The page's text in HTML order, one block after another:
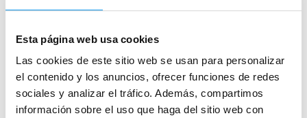
Esta página web usa cookies
Las cookies de este sitio web se usan para personalizar
el contenido y los anuncios, ofrecer funciones de redes
sociales y analizar el tráfico. Además, compartimos
información sobre el uso que haga del sitio web con
La iluminación juega un papel clave en la decoración
de baños estilo nórdico.
La idea es potenciar la luminosidad natural y
complementar con iluminación suave.
Opciones habituales: